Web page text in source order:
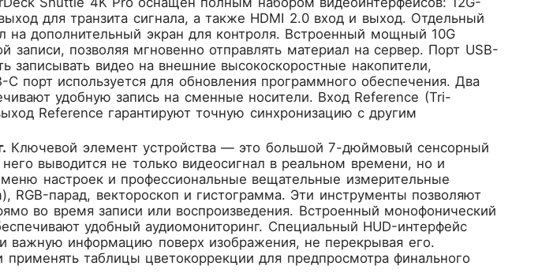
для транзита сигнала, а также HDMI 2.0 вход и выход. Отдельный
на дополнительный экран для контроля. Встроенный мощный 10G
записи, позволяя мгновенно отправлять материал на сервер. Порт USB-
записывать видео на внешние высокоскоростные накопители,
порт используется для обновления программного обеспечения. Два
удобную запись на сменные носители. Вход Reference (Tri-
Reference гарантируют точную синхронизацию с другим
Ключевой элемент устройства — это большой 7-дюймовый сенсорный
выводится не только видеосигнал в реальном времени, но и
меню настроек и профессиональные вещательные измерительные
парад, вектороскоп и гистограмма. Эти инструменты позволяют
во время записи или воспроизведения. Встроенный монофонический
удобный аудиомониторинг. Специальный HUD-интерфейс
важную информацию поверх изображения, не перекрывая его.
применять таблицы цветокоррекции для предпросмотра финального